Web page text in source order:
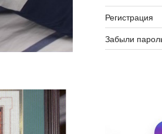
Регистрация
Забыли